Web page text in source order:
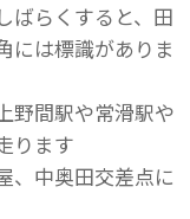
ばらくすると、田
には標識がありま
野間駅や常滑駅や
ります
、中奥田交差点に